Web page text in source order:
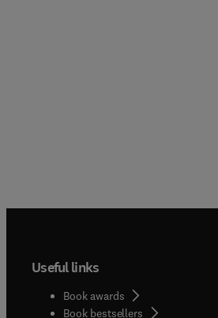
Useful links
Book awards
Book bestsellers